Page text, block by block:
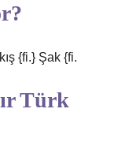
{fi.} Şak {fi.
Türk